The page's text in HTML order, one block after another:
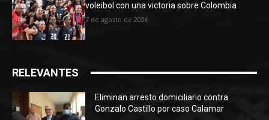
voleibol con una victoria sobre Colombia
7 de agosto de 2026
RELEVANTES
Eliminan arresto domiciliario contra
Gonzalo Castillo por caso Calamar